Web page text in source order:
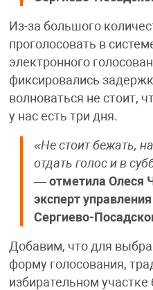
Из-за большого
проголосовать в
электронного
фиксировались
волноваться не стоит,
у нас есть три дня.
«Не стоит бежать,
отдать голос и в
—отметила Олеся
эксперт
Сергиево-
Добавим, что для
форму голосования,
избирательном